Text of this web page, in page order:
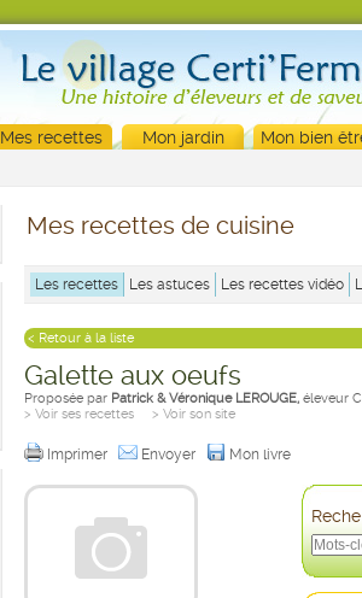
Mes recettes Mon jardin Mon bien
Mes recettes de cuisine
Les recettes Les astuces Les recettes vidéo
< Retour à la liste
Galette aux oeufs
Proposée par Patrick & Véronique LEROUGE, éleveur
> Voir ses recettes
> Voir son site
Imprimer Envoyer Mon livre